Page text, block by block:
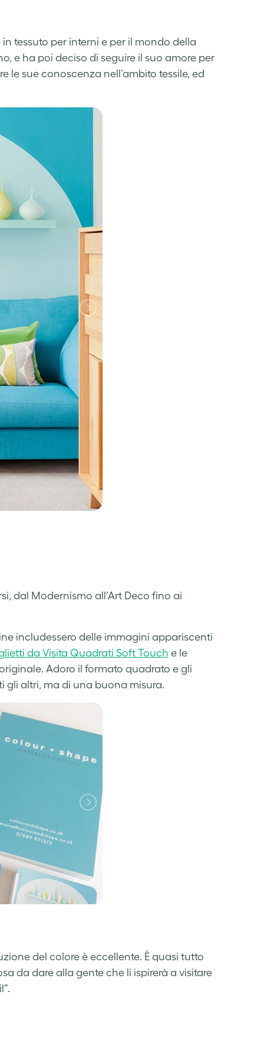
tessuto per interni e per il mondo della
e ha poi deciso di seguire il suo amore per
le sue conoscenza nell’ambito tessile, ed
dal Modernismo all’Art Deco fino ai
includessero delle immagini appariscenti
da Visita Quadrati Soft Touch e le
Adoro il formato quadrato e gli
gli altri, ma di una buona misura.
del colore è eccellente. È quasi tutto
da dare alla gente che li ispirerà a visitare